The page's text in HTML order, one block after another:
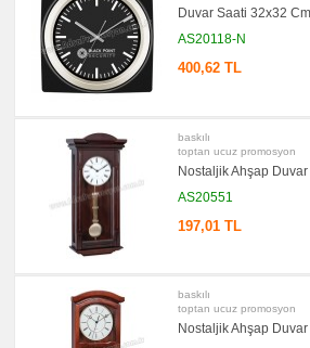
Duvar Saati 32x32
AS20118-N
400,62 TL
baskılı
toptan ucuz promosyon
Nostaljik Ahşap Duvar
AS20551
197,01 TL
baskılı
toptan ucuz promosyon
Nostaljik Ahşap